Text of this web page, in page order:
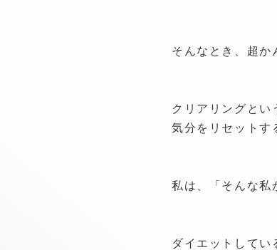
そんなとき、超か
クリアリングと
気分をリセットす
私は、「そんな私
ダイエットしてい